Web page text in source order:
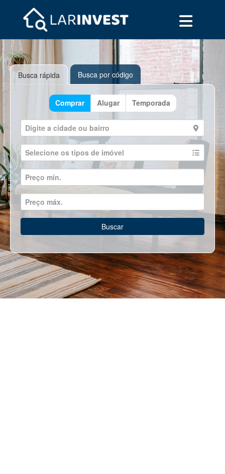
Busca rápida Busca por código
Comprar Alugar Temporada